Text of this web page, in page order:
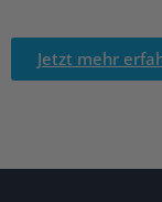
Jetzt mehr